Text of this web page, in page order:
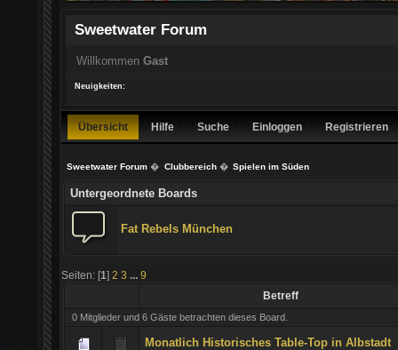
Sweetwater Forum
Willkommen Gast
Neuigkeiten:
Übersicht Hilfe Suche Einloggen Registrieren
Sweetwater Forum � Clubbereich� Spielen im Süden
Untergeordnete Boards
Fat Rebels München
Seiten: [1] 2 3
9
Betreff
0 Mitglieder und 6 Gäste betrachten dieses Board.
Monatlich Historisches Table-Top in Albstadt